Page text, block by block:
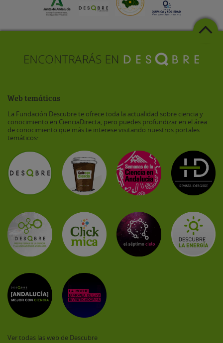
Web temáticas
La Fundación Descubre te ofrece toda la actualidad sobre ciencia y
conocimiento en CienciaDirecta, pero puedes profundizar en el área
de conocimiento que más te interese visitando nuestros portales
temáticos:
Ver todas las web de Descubre